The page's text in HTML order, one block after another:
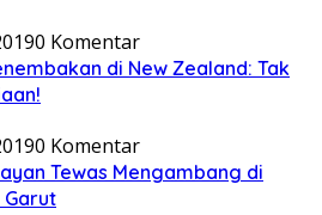
0 Komentar
di New Zealand: Tak
0 Komentar
Tewas Mengambang di
Garut